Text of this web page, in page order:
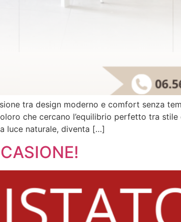
tra design moderno e comfort senza
che cercano l’equilibrio perfetto tra
luce naturale, diventa […]